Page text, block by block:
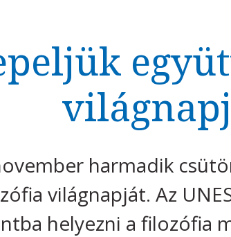
harmadik
világnapját. Az
helyezni a filozófia